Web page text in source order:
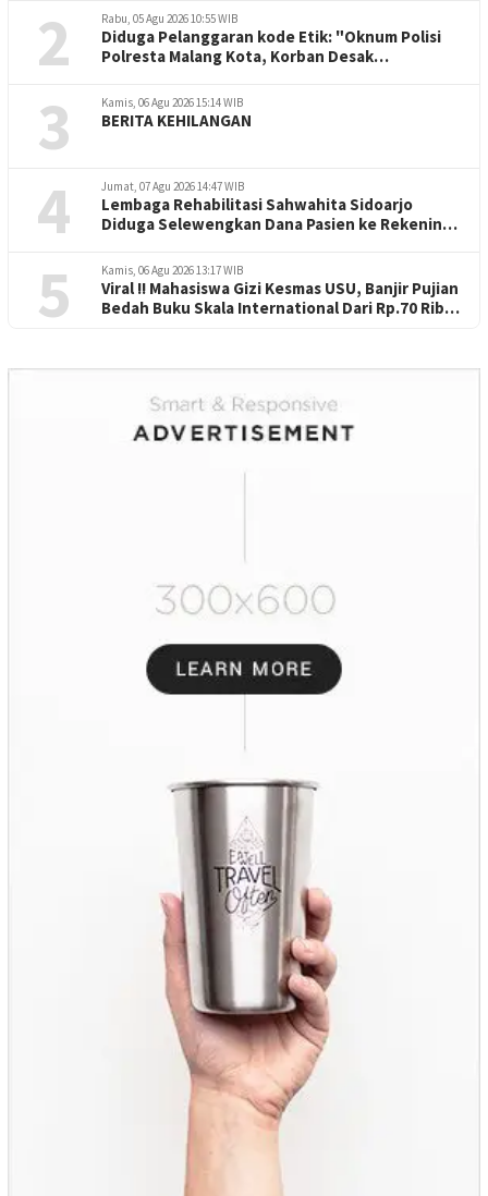
2 Rabu, 05 Agu 2026 10:55 WIB
Diduga Pelanggaran kode Etik: "Oknum Polisi
Polresta Malang Kota, Korban Desak
3 Kamis, 06 Agu 2026 15:14 WIB
BERITA KEHILANGAN
4 Jumat, 07 Agu 2026 14:47 WIB
Lembaga Rehabilitasi Sahwahita Sidoarjo
Diduga Selewengkan Dana Pasien ke Rekening
5 Kamis, 06 Agu 2026 13:17 WIB
Viral !! Mahasiswa Gizi Kesmas USU, Banjir Pujian
Bedah Buku Skala International Dari Rp.70 Ribu